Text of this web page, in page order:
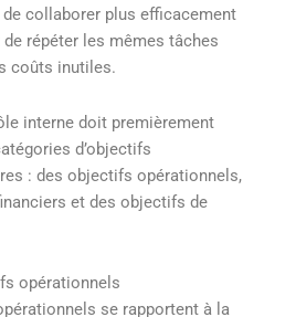
collaborer plus efficacement
répéter les mêmes tâches
coûts inutiles.
interne doit premièrement
d’objectifs
: des objectifs opérationnels,
et des objectifs de
opérationnels
se rapportent à la